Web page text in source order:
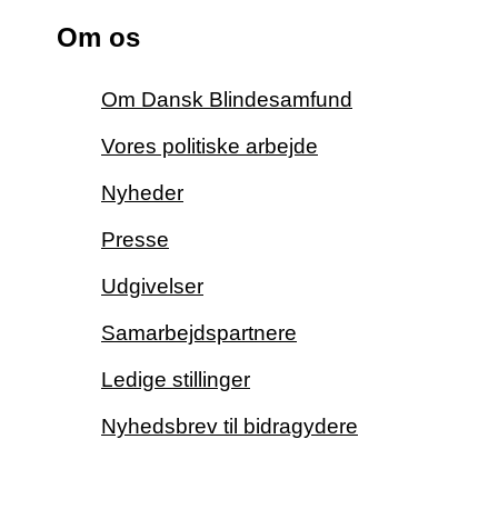
Om os
Om Dansk Blindesamfund
Vores politiske arbejde
Nyheder
Presse
Udgivelser
Samarbejdspartnere
Ledige stillinger
Nyhedsbrev til bidragydere